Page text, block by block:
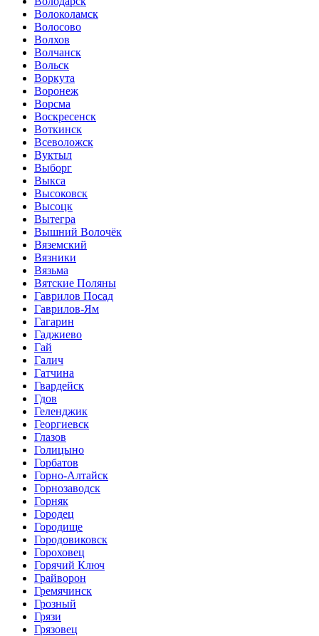
Волоколамск
Волосово
Волхов
Волчанск
Вольск
Воркута
Воронеж
Ворсма
Воскресенск
Воткинск
Всеволожск
Вуктыл
Выборг
Выкса
Высоковск
Высоцк
Вытегра
Вышний Волочёк
Вяземский
Вязники
Вязьма
Вятские Поляны
Гаврилов Посад
Гаврилов-Ям
Гагарин
Гаджиево
Гай
Галич
Гатчина
Гвардейск
Гдов
Геленджик
Георгиевск
Глазов
Голицыно
Горбатов
Горно-Алтайск
Горнозаводск
Горняк
Городец
Городище
Городовиковск
Гороховец
Горячий Ключ
Грайворон
Гремячинск
Грозный
Грязи
Грязовец